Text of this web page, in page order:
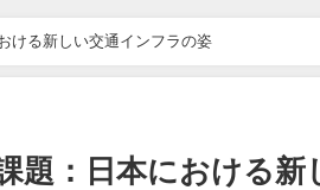
ける新しい交通インフラの姿
題：日本における新